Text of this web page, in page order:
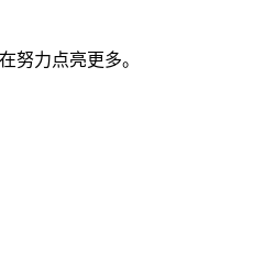
努力点亮更多。